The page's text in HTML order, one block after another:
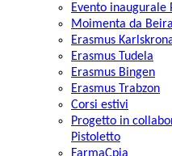
Evento inaugurale
Moimenta da Beira
Erasmus
Erasmus Tudela
Erasmus Bingen
Erasmus Trabzon
Corsi estivi
Progetto in
Pistoletto